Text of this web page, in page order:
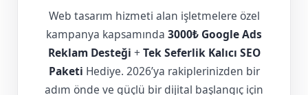
Web tasarım hizmeti alan işletmelere özel
kampanya kapsamında 3000₺ Google Ads
Reklam Desteği + Tek Seferlik Kalıcı SEO
Paketi Hediye. 2026’ya rakiplerinizden bir
adım önde ve güçlü bir dijital başlangıç için